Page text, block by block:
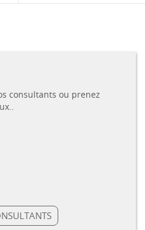
consultants ou prenez